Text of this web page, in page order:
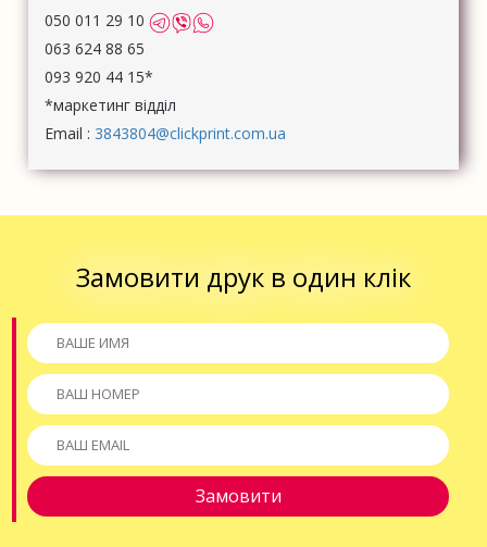
050 011 29 10
063 624 88 65
093 920 44 15*
*маркетинг відділ
Email : 3843804@clickprint.com.ua
Замовити друк в один клік